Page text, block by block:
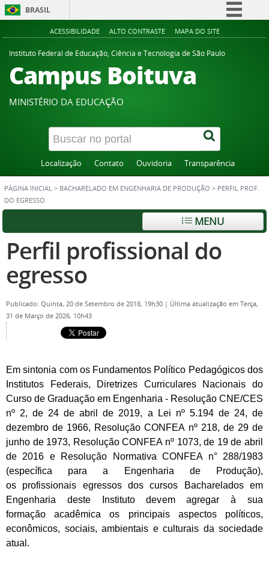
BRASIL
Simplifique!
Comunica BR
Acesso à informação
Canais
ACESSIBILIDADE ALTO CONTRASTE MAPA DO SITE
Instituto Federal de Educação, Ciência e Tecnologia de São Paulo
Campus Boituva
MINISTÉRIO DA EDUCAÇÃO
Localização Contato Ouvidoria Transparência
PÁGINA INICIAL > BACHARELADO EM ENGENHARIA DE PRODUÇÃO > PERFIL PROF.
DO EGRESSO
MENU
Perfil profissional do
egresso
Publicado: Quinta, 20 de Setembro de 2018, 19h30 | Última atualização em Terça,
31 de Março de 2026, 10h43
Em sintonia com os Fundamentos Político Pedagógicos dos
Institutos Federais, Diretrizes Curriculares Nacionais do
Curso de Graduação em Engenharia - Resolução CNE/CES
nº 2, de 24 de abril de 2019, a Lei nº 5.194 de 24, de
dezembro de 1966, Resolução CONFEA nº 218, de 29 de
junho de 1973, Resolução CONFEA nº 1073, de 19 de abril
de 2016 e Resolução Normativa CONFEA n° 288/1983
(específica para a Engenharia de Produção),
os profissionais egressos dos cursos Bacharelados em
Engenharia deste Instituto devem agregar à sua
formaçãoacadêmica os principais aspectos políticos,
econômicos, sociais, ambientais e culturais da sociedade
atual.